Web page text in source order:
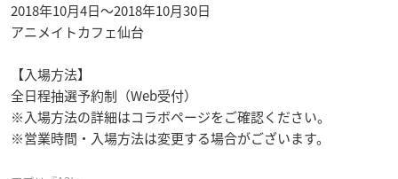
2018年10月4日～2018年10月30日
アニメイトカフェ仙台
【入場方法】
全日程抽選予約制（Web受付）
※入場方法の詳細はコラボページをご確認ください。
※営業時間・入場方法は変更する場合がございます。